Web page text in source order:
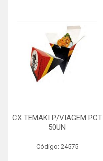
CX TEMAKI P/VIAGEM PCT
50UN
Código: 24575